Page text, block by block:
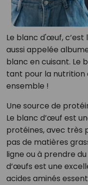
Le blanc d'œuf,
aussi appelée
blanc en cuisant. Le
tant pour la nutrition
ensemble !
Une source de
Le blanc d’œuf est
protéines, avec très
pas de matières
ligne ou à prendre
d’œufs est une
acides aminés